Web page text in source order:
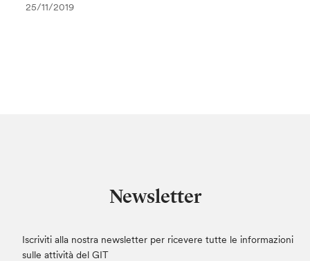
25/11/2019
Newsletter
Iscriviti alla nostra newsletter per ricevere tutte le informazioni
sulle attività del GIT